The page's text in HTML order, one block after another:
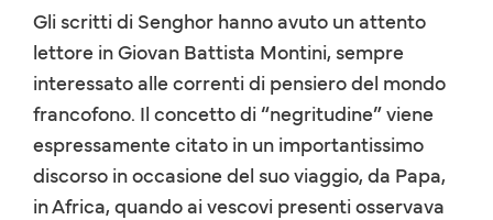
Gli scritti di Senghor hanno avuto un attento
lettore in Giovan Battista Montini, sempre
interessato alle correnti di pensiero del mondo
francofono. Il concetto di “negritudine” viene
espressamente citato in un importantissimo
discorso in occasione del suo viaggio, da Papa,
in Africa, quando ai vescovi presenti osservava